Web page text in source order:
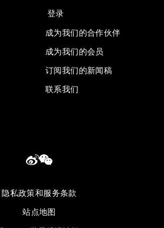
登录
成为我们的合作伙伴
成为我们的会员
订阅我们的新闻稿
联系我们
隐私政策和服务条款
站点地图